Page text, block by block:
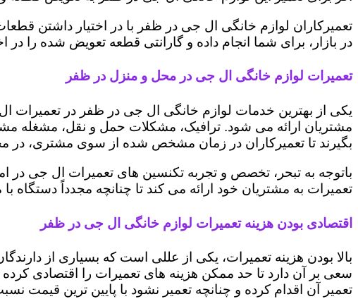
تعمیرکاران لوازم خانگی ال جی در ظفر با در اختیار داشتن
در بازار، برای شما انجام داده و گارانتی قطعه تعویض شده را در
تعمیرات لوازم خانگی ال جی در محل و منزل در ظفر
یکی از بهترین خدمات لوازم خانگی ال جی در ظفر در
مشتریان ارائه می شود. ترافیک، مشکلات حمل و نقل، مشغله
بگیرند تا تعمیرکاران در زمان مشخص شده از سوی مشتری، در
باتوجه به تبحر، تخصص و تجربه تکنسین های تعمیرات ال جی در
تعمیرات به مشتریان خود ارائه می کند تا چنانچه مجدداً
اقتصادی بودن هزینه تعمیرات لوازم خانگی ال جی در ظفر
بالا بودن هزینه تعمیرات، یکی از عللی است که بسیاری از
سعی بر آن دارد تا حد ممکن هزینه های تعمیرات را اقتصادی
تعمیر آن اقدام کرده و چنانچه تعمیر نشود با پایین ترین قیمت